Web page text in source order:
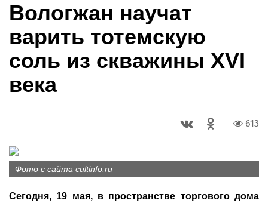
Вологжан научат
варить тотемскую
соль из скважины XVI
века
613
Фото с сайта cultinfo.ru
Сегодня, 19 мая, в пространстве торгового дома